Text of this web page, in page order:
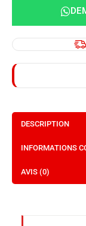
DESCRIPTION
INFORMATIONS
AVIS (0)